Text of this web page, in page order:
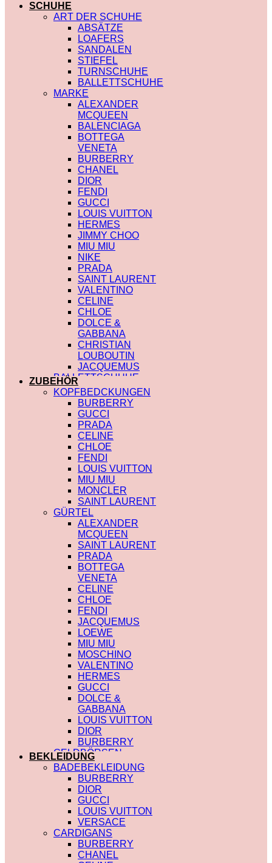
SCHUHE
ART DER SCHUHE
ABSÄTZE
LOAFERS
SANDALEN
STIEFEL
TURNSCHUHE
BALLETTSCHUHE
MARKE
ALEXANDER
MCQUEEN
BALENCIAGA
BOTTEGA
VENETA
BURBERRY
CHANEL
DIOR
FENDI
GUCCI
LOUIS VUITTON
HERMES
JIMMY CHOO
MIU MIU
NIKE
PRADA
SAINT LAURENT
VALENTINO
CELINE
CHLOE
DOLCE &
GABBANA
CHRISTIAN
LOUBOUTIN
JACQUEMUS
BALLETTSCHUHE
LOUIS VUITTON
ZUBEHÖR
KOPFBEDCKUNGEN
BURBERRY
GUCCI
PRADA
CELINE
CHLOE
FENDI
LOUIS VUITTON
MIU MIU
MONCLER
SAINT LAURENT
GÜRTEL
ALEXANDER
MCQUEEN
SAINT LAURENT
PRADA
BOTTEGA
VENETA
CELINE
CHLOE
FENDI
JACQUEMUS
LOEWE
MIU MIU
MOSCHINO
VALENTINO
HERMES
GUCCI
DOLCE &
GABBANA
LOUIS VUITTON
DIOR
BURBERRY
GELDBÖRSEN
SAINT LAURENT
PRADA
HERMES
GUCCI
DIOR
CHLOE
FENDI
JACQUEMUS
CELINE
BEKLEIDUNG
BADEBEKLEIDUNG
BURBERRY
DIOR
GUCCI
LOUIS VUITTON
VERSACE
CARDIGANS
BURBERRY
CHANEL